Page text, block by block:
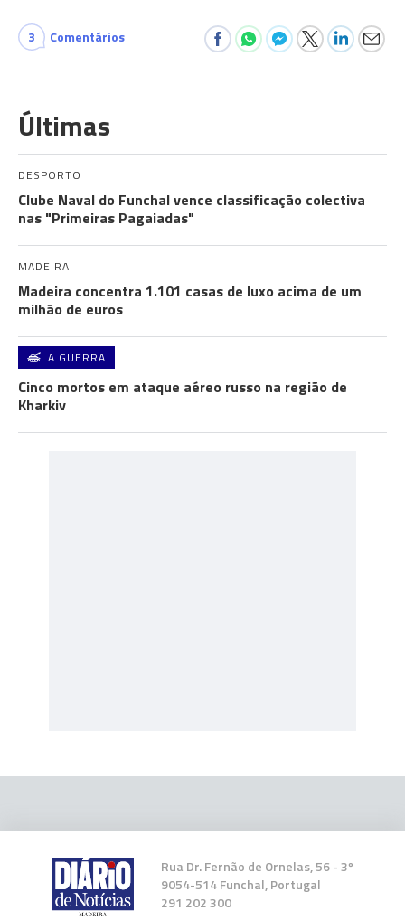
3 Comentários
Últimas
DESPORTO
Clube Naval do Funchal vence classificação colectiva
nas "Primeiras Pagaiadas"
MADEIRA
Madeira concentra 1.101 casas de luxo acima de um
milhão de euros
A GUERRA
Cinco mortos em ataque aéreo russo na região de
Kharkiv
Rua Dr. Fernão de Ornelas, 56 - 3º
9054-514 Funchal, Portugal
291 202 300